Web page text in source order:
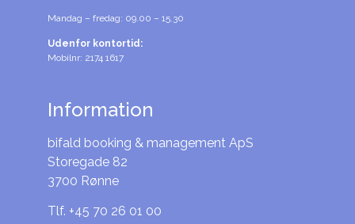
Mandag – fredag: 09.00 – 15.30
Udenfor kontortid:
Mobilnr: 2174 1617
Information
bifald booking & management ApS
Storegade 82
3700 Rønne
Tlf. +45 70 26 01 00